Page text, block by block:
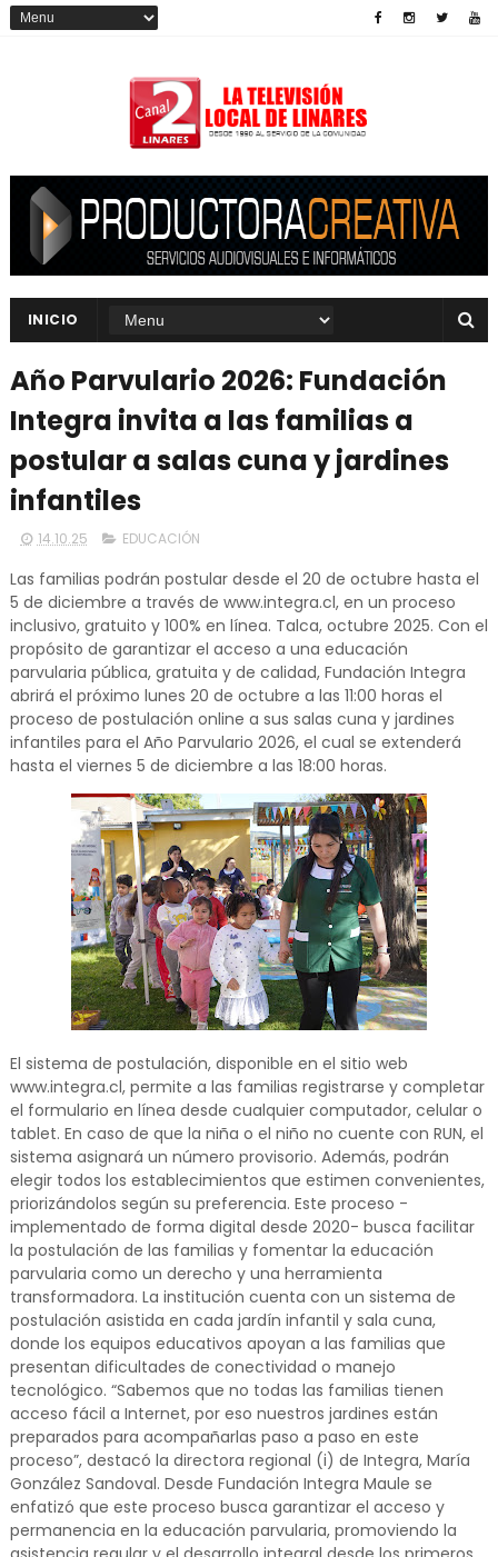
INICIO
Año Parvulario 2026: Fundación
Integra invita a las familias a
postular a salas cuna y jardines
infantiles
14.10.25 EDUCACIÓN
Las familias podrán postular desde el 20 de octubre hasta el
5 de diciembre a través de www.integra.cl, en un proceso
inclusivo, gratuito y 100% en línea. Talca, octubre 2025. Con el
propósito de garantizar el acceso a una educación
parvularia pública, gratuita y de calidad, Fundación Integra
abrirá el próximo lunes 20 de octubre a las 11:00 horas el
proceso de postulación online a sus salas cuna y jardines
infantiles para el Año Parvulario 2026, el cual se extenderá
hasta el viernes 5 de diciembre a las 18:00 horas.
El sistema de postulación, disponible en el sitio web
www.integra.cl, permite a las familias registrarse y completar
el formulario en línea desde cualquier computador, celular o
tablet. En caso de que la niña o el niño no cuente con RUN, el
sistema asignará un número provisorio. Además, podrán
elegir todos los establecimientos que estimen convenientes,
priorizándolos según su preferencia. Este proceso -
implementado de forma digital desde 2020- busca facilitar
la postulación de las familias y fomentar la educación
parvularia como un derecho y una herramienta
transformadora. La institución cuenta con un sistema de
postulación asistida en cada jardín infantil y sala cuna,
donde los equipos educativos apoyan a las familias que
presentan dificultades de conectividad o manejo
tecnológico. “Sabemos que no todas las familias tienen
acceso fácil a Internet, por eso nuestros jardines están
preparados para acompañarlas paso a paso en este
proceso”, destacó la directora regional (i) de Integra, María
González Sandoval. Desde Fundación Integra Maule se
enfatizó que este proceso busca garantizar el acceso y
permanencia en la educación parvularia, promoviendo la